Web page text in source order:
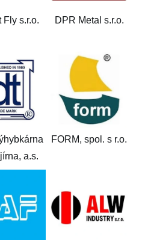
Fly s.r.o. DPR Metal s.r.o.
a.s.
FORM, spol. s r.o.